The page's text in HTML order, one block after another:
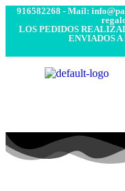
916582268 - Mail:
LOS PEDIDOS
ENVIADOS